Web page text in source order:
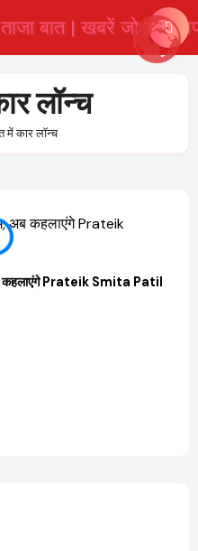
लॉन्च
में कार लॉन्च
कहलाएंगे Prateik Smita Patil